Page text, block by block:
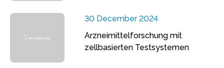
30 December 2024
Arzneimittelforschung mit
zellbasierten Testsystemen